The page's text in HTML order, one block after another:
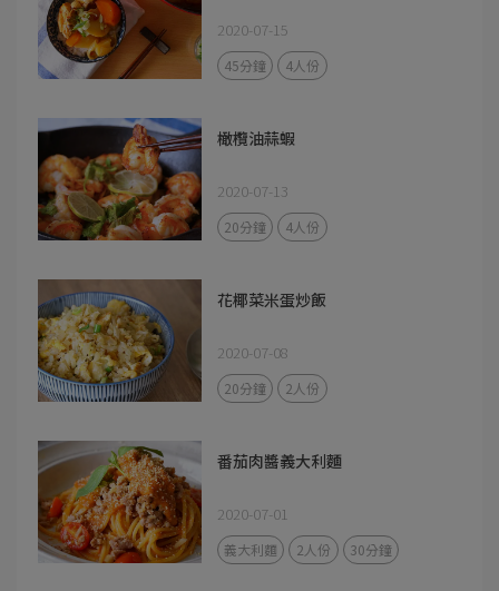
2020-07-15
45分鐘 4人份
橄欖油蒜蝦
2020-07-13
20分鐘 4人份
花椰菜米蛋炒飯
2020-07-08
20分鐘 2人份
番茄肉醬義大利麵
2020-07-01
義大利麵 2人份 30分鐘